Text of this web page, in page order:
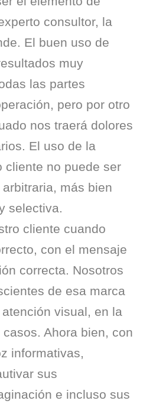
consultor, la
El buen uso de
muy
las partes
pero por otro
nos traerá dolores
El uso de la
cliente no puede ser
más bien
selectiva.
cliente cuando
con el mensaje
correcta. Nosotros
de esa marca
visual, en la
Ahora bien, con
informativas,
sus
e incluso sus